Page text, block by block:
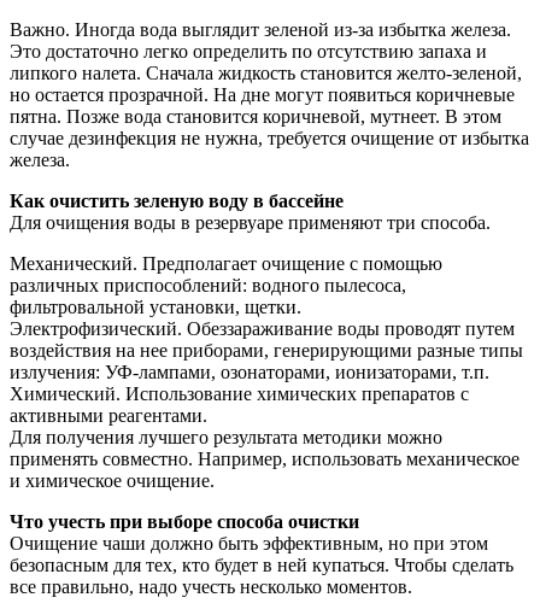
Важно. Иногда вода выглядит зеленой из-за избытка железа.
Это достаточно легко определить по отсутствию запаха и
липкого налета. Сначала жидкость становится желто-зеленой,
но остается прозрачной. На дне могут появиться коричневые
пятна. Позже вода становится коричневой, мутнеет. В этом
случае дезинфекция не нужна, требуется очищение от избытка
железа.
Как очистить зеленую воду в бассейне
Для очищения воды в резервуаре применяют три способа.
Механический. Предполагает очищение с помощью
различных приспособлений: водного пылесоса,
фильтровальной установки, щетки.
Электрофизический. Обеззараживание воды проводят путем
воздействия на нее приборами, генерирующими разные типы
излучения: УФ-лампами, озонаторами, ионизаторами, т.п.
Химический. Использование химических препаратов с
активными реагентами.
Для получения лучшего результата методики можно
применять совместно. Например, использовать механическое
и химическое очищение.
Что учесть при выборе способа очистки
Очищение чаши должно быть эффективным, но при этом
безопасным для тех, кто будет в ней купаться. Чтобы сделать
все правильно, надо учесть несколько моментов.